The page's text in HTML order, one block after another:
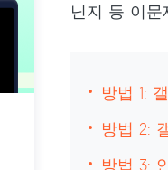
닌지 등 이
방법 1:
방법 2:
방법 3: